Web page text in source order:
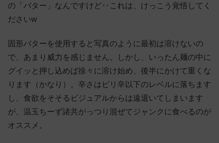
の「バター」なんですけど‥これは、けっこう覚悟してく
ださいw
固形バターを使用すると写真のように最初は溶けないの
で、あまり威力を感じません。しかし、いったん麺の中に
グイッと押し込めば徐々に溶け始め、後半にかけて重くな
ります（かなり）。辛さはピリ辛以下のレベルに落ちます
し、食欲をそそるビジュアルからは遠退いてしまいます
が、温玉ちーず諸共がっつり混ぜてジャンクに食べるのが
オススメ。